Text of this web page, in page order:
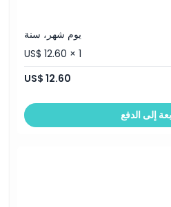
يوم شهر، سنة
US$ 12.60 × 1
US$ 12.60
إلى الدفع